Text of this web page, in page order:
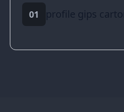
01 profile gips